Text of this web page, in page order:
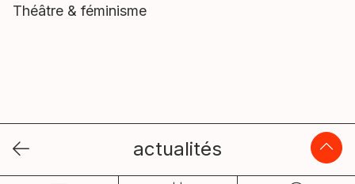
Théâtre & féminisme
actualités